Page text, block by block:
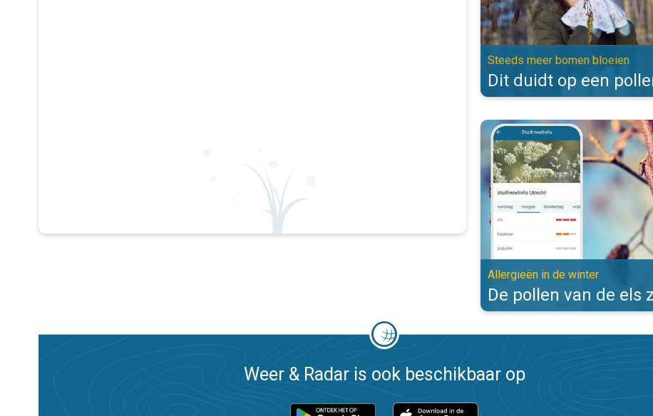
Steeds meer bomen bloeien
Dit duidt op een
De pollen van de els zijn actief.
Allergieën in de winter
De pollen van de els
Weer & Radar is ook beschikbaar op